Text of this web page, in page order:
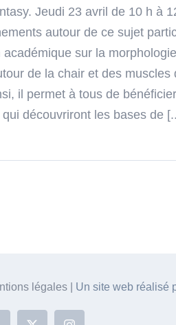
Jeudi 23 avril de 10 h à
autour de ce sujet
sur la
de la chair et des
il permet à tous de
découvriront les bases de
légales | Un site web réalisé